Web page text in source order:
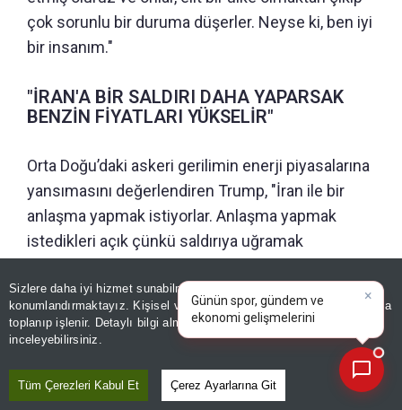
Sizlere daha iyi hizmet sunabilmek adına sitemizde
konumlandırmaktayız. Kişisel verileriniz, KVKK ve GDPR kapsamında
toplanıp işlenir. Detaylı bilgi almak içinAydınlatma Metnimizi
inceleyebilirsiniz.
Tüm Çerezleri Kabul Et Çerez Ayarlarına Git
çok sorunlu bir duruma düşerler. Neyse ki, ben iyi
bir insanım."
"İRAN'A BİR SALDIRI DAHA YAPARSAK
BENZİN FİYATLARI YÜKSELİR"
Orta Doğu’daki askeri gerilimin enerji piyasalarına
yansımasını değerlendiren Trump, "İran ile bir
anlaşma yapmak istiyorlar. Anlaşma yapmak
istedikleri açık çünkü saldırıya uğramak
bir hamle daha yapmak zorunda kalırsak fiyatlar
biraz daha artabilir. Sadece bir saldırı daha
yapmak zorunda kalırsak yükselecektir. Anlaşma
sağlarsak ya da gerilim düşerse fiyatlar iner."
şeklinde konuştu.
×
Günün spor, gündem ve
ekonomi gelişmelerini analiz
edin!|